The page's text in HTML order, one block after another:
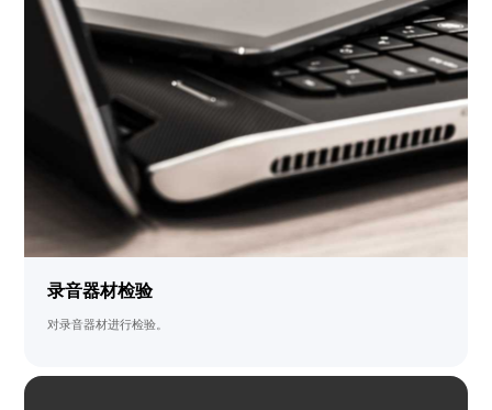
录音器材检验
对录音器材进行检验。